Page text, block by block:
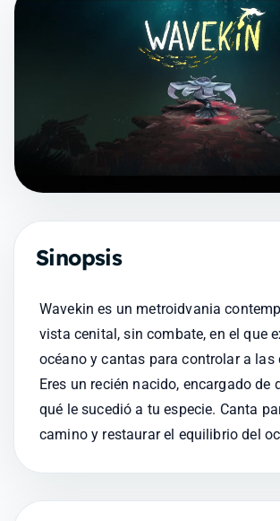
Sinopsis
Wavekin es un metroidvania
vista cenital, sin combate, en el que
océano y cantas para controlar a las
Eres un recién nacido, encargado de
qué le sucedió a tu especie. Canta
camino y restaurar el equilibrio del